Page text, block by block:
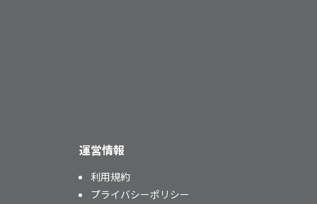
運営情報
利用規約
プライバシーポリシー